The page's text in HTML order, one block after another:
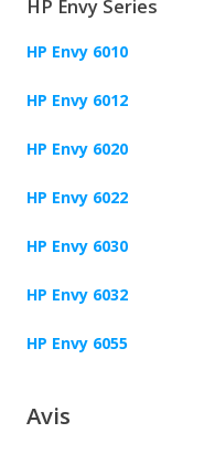
HP Envy Series
HP Envy 6010
HP Envy 6012
HP Envy 6020
HP Envy 6022
HP Envy 6030
HP Envy 6032
HP Envy 6055
Avis